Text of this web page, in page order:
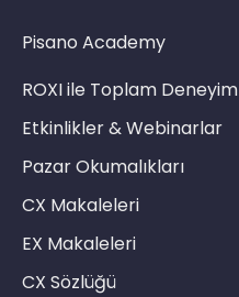
Pisano Academy
ROXI ile Toplam Deneyim
Etkinlikler & Webinarlar
Pazar Okumalıkları
CX Makaleleri
EX Makaleleri
CX Sözlüğü